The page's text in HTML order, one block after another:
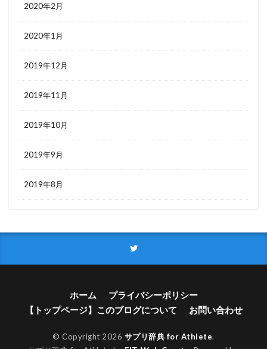
2020年2月
2020年1月
2019年12月
2019年11月
2019年10月
2019年9月
2019年8月
ホーム
プライバシーポリシー
【トップページ】このブログについて
お問い合わせ
© Copyright 2026 サプリ辞典 for Athlete.